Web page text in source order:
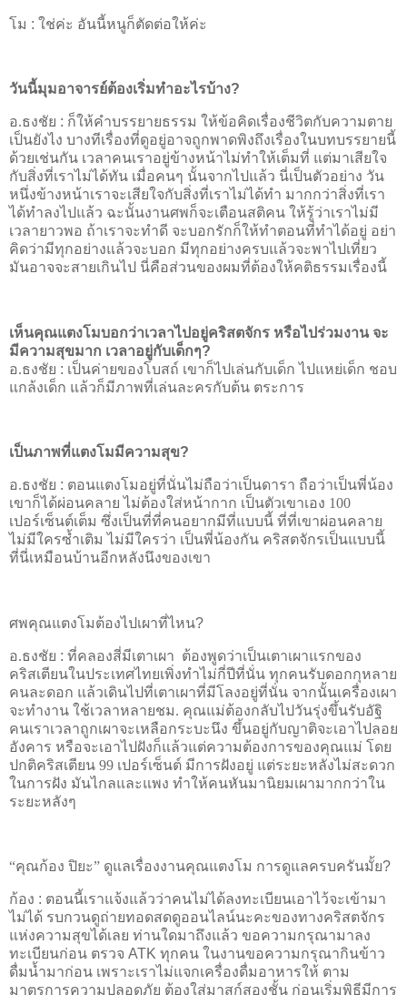
โม : ใช่ค่ะ อันนี้หนูก็ตัดต่อให้ค่ะ
วันนี้มุมอาจารย์ต้องเริ่มทำอะไรบ้าง?
อ.ธงชัย : ก็ให้คำบรรยายธรรม ให้ข้อคิดเรื่องชีวิตกับความตาย
เป็นยังไง บางทีเรื่องที่ดูอยู่อาจถูกพาดพิงถึงเรื่องในบทบรรยายนี้
ด้วยเช่นกัน เวลาคนเราอยู่ข้างหน้าไม่ทำให้เต็มที่ แต่มาเสียใจ
กับสิ่งที่เราไม่ได้ทัน เมื่อคนๆ นั้นจากไปแล้ว นี่เป็นตัวอย่าง วัน
หนึ่งข้างหน้าเราจะเสียใจกับสิ่งที่เราไม่ได้ทำ มากกว่าสิ่งที่เรา
ได้ทำลงไปแล้ว ฉะนั้นงานศพก็จะเตือนสติคน ให้รู้ว่าเราไม่มี
เวลายาวพอ ถ้าเราจะทำดี จะบอกรักก็ให้ทำตอนที่ทำได้อยู่ อย่า
คิดว่ามีทุกอย่างแล้วจะบอก มีทุกอย่างครบแล้วจะพาไปเที่ยว
มันอาจจะสายเกินไป นี่คือส่วนของผมที่ต้องให้คติธรรมเรื่องนี้
เห็นคุณแตงโมบอกว่าเวลาไปอยู่คริสตจักร หรือไปร่วมงาน จะ
มีความสุขมาก เวลาอยู่กับเด็กๆ?
อ.ธงชัย : เป็นค่ายของโบสถ์ เขาก็ไปเล่นกับเด็ก ไปแหย่เด็ก ชอบ
แกล้งเด็ก แล้วก็มีภาพที่เล่นละครกับต้น ตระการ
เป็นภาพที่แตงโมมีความสุข?
อ.ธงชัย : ตอนแตงโมอยู่ที่นั่นไม่ถือว่าเป็นดารา ถือว่าเป็นพี่น้อง
เขาก็ได้ผ่อนคลาย ไม่ต้องใส่หน้ากาก เป็นตัวเขาเอง 100
เปอร์เซ็นต์เต็ม ซึ่งเป็นที่ที่คนอยากมีที่แบบนี้ ที่ที่เขาผ่อนคลาย
ไม่มีใครซ้ำเติม ไม่มีใครว่า เป็นพี่น้องกัน คริสตจักรเป็นแบบนี้
ที่นี่เหมือนบ้านอีกหลังนึงของเขา
ศพคุณแตงโมต้องไปเผาที่ไหน?
อ.ธงชัย : ที่คลองสี่มีเตาเผา ต้องพูดว่าเป็นเตาเผาแรกของ
คริสเตียนในประเทศไทยเพิ่งทำไม่กี่ปีที่นั่น ทุกคนรับดอกกุหลาย
คนละดอก แล้วเดินไปที่เตาเผาที่มีโลงอยู่ที่นั่น จากนั้นเครื่องเผา
จะทำงาน ใช้เวลาหลายชม. คุณแม่ต้องกลับไปวันรุ่งขึ้นรับอัฐิ
คนเราเวลาถูกเผาจะเหลือกระบะนึง ขึ้นอยู่กับญาติจะเอาไปลอย
อังคาร หรือจะเอาไปฝังก็แล้วแต่ความต้องการของคุณแม่ โดย
ปกติคริสเตียน 99 เปอร์เซ็นต์ มีการฝังอยู่ แต่ระยะหลังไม่สะดวก
ในการฝัง มันไกลและแพง ทำให้คนหันมานิยมเผามากกว่าใน
ระยะหลังๆ
“คุณก้อง ปิยะ” ดูแลเรื่องงานคุณแตงโม การดูแลครบครันมั้ย?
ก้อง : ตอนนี้เราแจ้งแล้วว่าคนไม่ได้ลงทะเบียนเอาไว้จะเข้ามา
ไม่ได้ รบกวนดูถ่ายทอดสดดูออนไลน์นะคะของทางคริสตจักร
แห่งความสุขได้เลย ท่านใดมาถึงแล้ว ขอความกรุณามาลง
ทะเบียนก่อน ตรวจ ATK ทุกคน ในงานขอความกรุณากินข้าว
ดื่มน้ำมาก่อน เพราะเราไม่แจกเครื่องดื่มอาหารให้ ตาม
มาตรการความปลอดภัย ต้องใส่มาสก์สองชั้น ก่อนเริ่มพิธีมีการ